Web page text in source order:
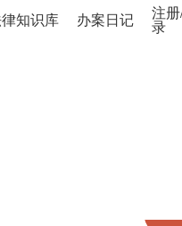
知识库 办案日记 注
录